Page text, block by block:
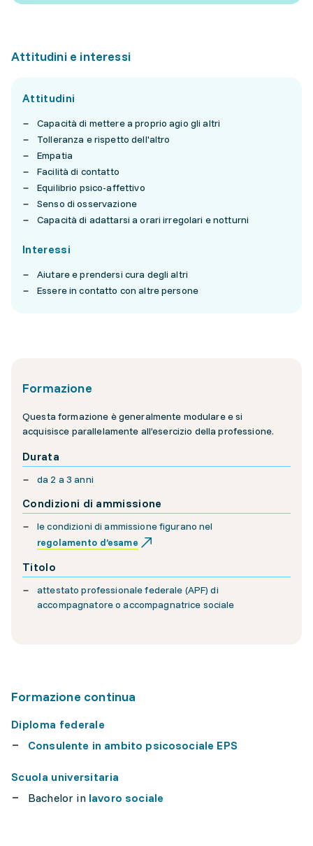
Attitudini e interessi
Attitudini
Capacità di mettere a proprio agio gli altri
Tolleranza e rispetto dell'altro
Empatia
Facilità di contatto
Equilibrio psico-affettivo
Senso di osservazione
Capacità di adattarsi a orari irregolari e notturni
Interessi
Aiutare e prendersi cura degli altri
Essere in contatto con altre persone
Formazione
Questa formazione è generalmente modulare e si
acquisisce parallelamente all’esercizio della professione.
Durata
da 2 a 3 anni
Condizioni di ammissione
le condizioni di ammissione figurano nel
regolamento d’esame
Titolo
attestato professionale federale (APF) di
accompagnatore o accompagnatrice sociale
Formazione continua
Diploma federale
Consulente in ambito psicosociale EPS
Scuola universitaria
Bachelor in lavoro sociale